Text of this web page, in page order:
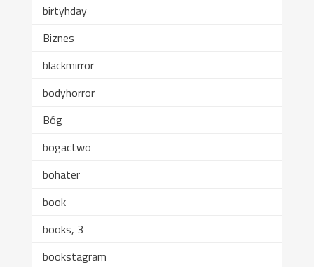
birtyhday
Biznes
blackmirror
bodyhorror
Bóg
bogactwo
bohater
book
books, 3
bookstagram